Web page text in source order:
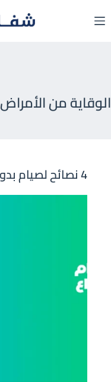
إلى
الوقاية من الأمراض
4 نصائح لصيام بدون صداع